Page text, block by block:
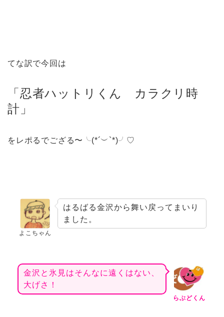
てな訳で今回は
「忍者ハットリくん カラクリ時
計」
をレポるでござる〜╰(*´︶`*)╯♡
よこちゃん
はるばる金沢から舞い戻ってまいり
ました。
らぶどくん
金沢と氷見はそんなに遠くはない、
大げさ！